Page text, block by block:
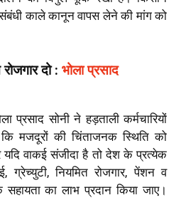
काले कानून वापस लेने की मांग को
दो : भोला प्रसाद
प्रसाद सोनी ने हड़ताली कर्मचारियों
मजदूरों की चिंताजनक स्थिति को
वाकई संजीदा है तो देश के प्रत्येक
ग्रेच्युटी, नियमित रोजगार, पेंशन व
सहायता का लाभ प्रदान किया जाए।